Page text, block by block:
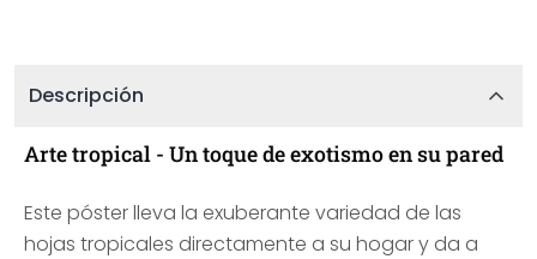
Descripción
Arte tropical - Un toque de exotismo en su pared
Este póster lleva la exuberante variedad de las
hojas tropicales directamente a su hogar y da a